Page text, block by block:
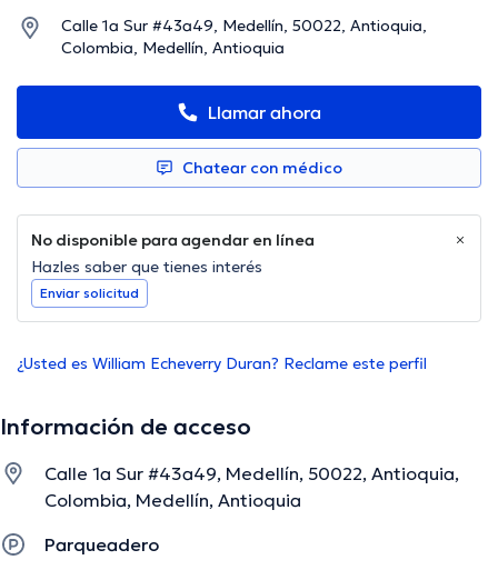
Calle 1a Sur #43a49, Medellín, 50022, Antioquia,
Colombia, Medellín, Antioquia
Llamar ahora
Chatear con médico
No disponible para agendar en línea
Hazles saber que tienes interés
Enviar solicitud
¿Usted es William Echeverry Duran? Reclame este perfil
Información de acceso
Calle 1a Sur #43a49, Medellín, 50022, Antioquia,
Colombia, Medellín, Antioquia
Parqueadero